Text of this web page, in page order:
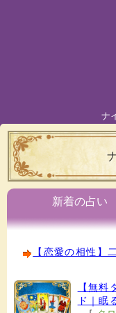
ナ
新着の占い
【恋愛の相性】
【無
ド｜眠